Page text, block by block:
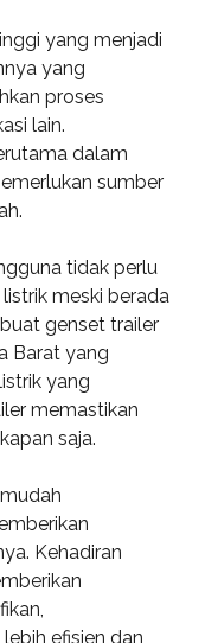
yang menjadi
yang
proses
lain.
dalam
sumber
tidak perlu
meski berada
genset trailer
Barat yang
yang
memastikan
saja.
Kehadiran
efisien dan